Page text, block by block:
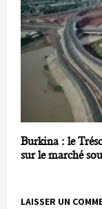
Burkina : le
sur le marché
LAISSER UN